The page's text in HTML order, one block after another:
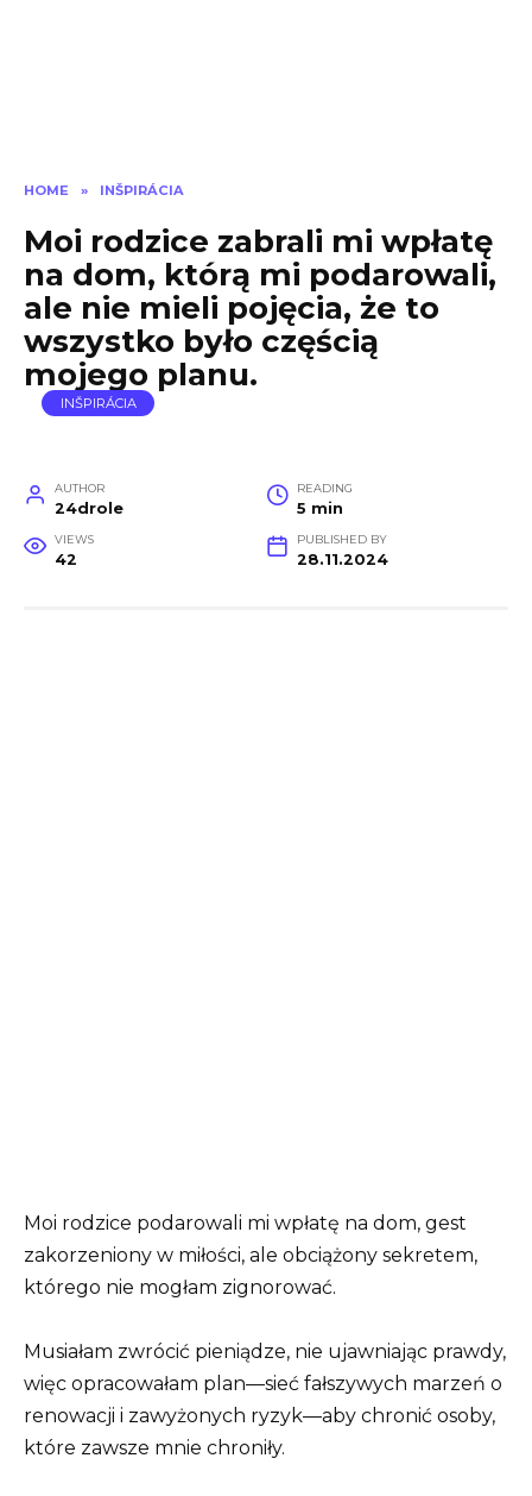
HOME » INŠPIRÁCIA
Moi rodzice zabrali mi wpłatę
na dom, którą mi podarowali,
ale nie mieli pojęcia, że to
wszystko było częścią
mojego planu.
INŠPIRÁCIA
AUTHOR
24drole
READING
5 min
VIEWS
42
PUBLISHED BY
28.11.2024
Moi rodzice podarowali mi wpłatę na dom, gest
zakorzeniony w miłości, ale obciążony sekretem,
którego nie mogłam zignorować.
Musiałam zwrócić pieniądze, nie ujawniając prawdy,
więc opracowałam plan—sieć fałszywych marzeń o
renowacji i zawyżonych ryzyk—aby chronić osoby,
które zawsze mnie chroniły.